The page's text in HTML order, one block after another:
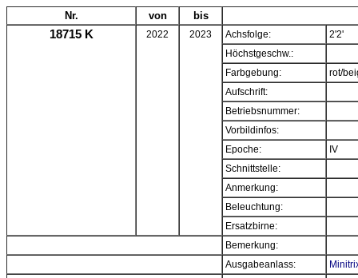
Nr. von bis
18715 K 2022 2023 Achsfolge:
2'2'
Höchstgeschw.:
Farbgebung:
rot/
Aufschrift:
Betriebsnummer:
Vorbildinfos:
Epoche:
IV
Schnittstelle:
Anmerkung:
Beleuchtung:
Ersatzbirne:
Bemerkung:
Ausgabeanlass: